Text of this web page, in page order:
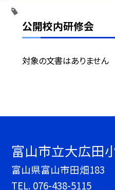
公開校内研修会
対象の文書はありません
富山市立大広田
富山県富山市田畑183
TEL. 076-438-5115